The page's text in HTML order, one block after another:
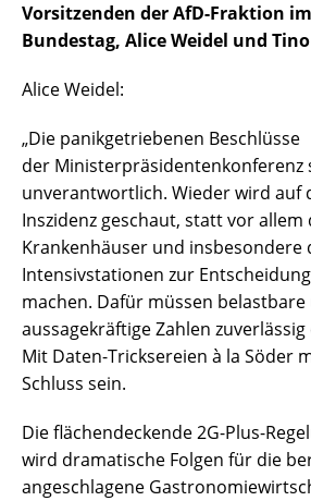
Vorsitzenden der AfD-Fraktion
Bundestag, Alice Weidel und
Alice Weidel:
„Die panikgetriebenen Beschlüsse
der Ministerpräsidentenkonferenz
unverantwortlich. Wieder wird auf
Inszidenz geschaut, statt vor
Krankenhäuser und insbesondere
Intensivstationen zur
machen. Dafür müssen belastbare
aussagekräftige Zahlen
Mit Daten-Tricksereien à la Söder
Schluss sein.
Die flächendeckende 2G-Plus-
wird dramatische Folgen für die
angeschlagene